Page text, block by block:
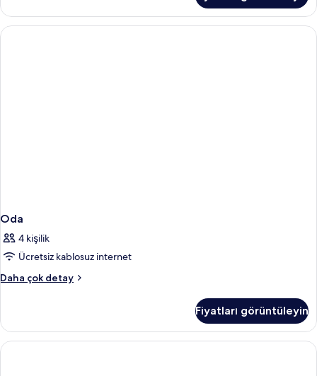
fazla
detay
Oda
4 kişilik
Ücretsiz kablosuz internet
Daha çok detay
Oda
detay
Fiyatları görüntüleyin